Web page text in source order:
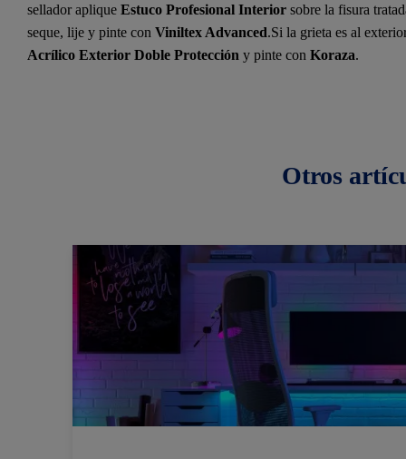
sellador aplique Estuco Profesional Interior sobre la fisura
seque, lije y pinte con Viniltex Advanced.Si la grieta es al
Acrílico Exterior Doble Protección y pinte con Koraza.
Otros